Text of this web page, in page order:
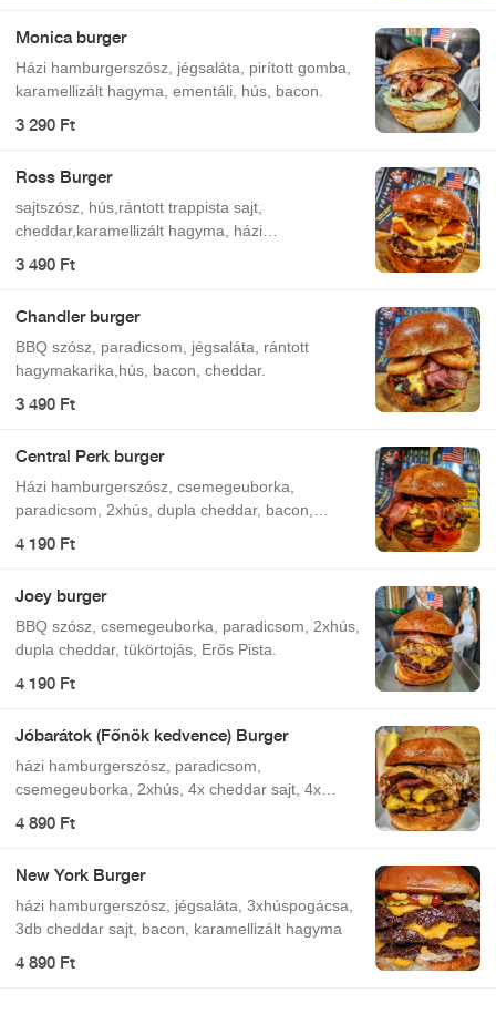
Monica burger
Házi hamburgerszósz, jégsaláta, pirított gomba,
karamellizált hagyma, ementáli, hús, bacon.
3 290 Ft
Ross Burger
sajtszósz, hús,rántott trappista sajt,
cheddar,karamellizált hagyma, házi
3 490 Ft
Chandler burger
BBQ szósz, paradicsom, jégsaláta, rántott
hagymakarika,hús, bacon, cheddar.
3 490 Ft
Central Perk burger
Házi hamburgerszósz, csemegeuborka,
paradicsom, 2xhús, dupla cheddar, bacon,
4 190 Ft
Joey burger
BBQ szósz, csemegeuborka, paradicsom, 2xhús,
dupla cheddar, tükörtojás, Erős Pista.
4 190 Ft
Jóbarátok (Főnök kedvence) Burger
házi hamburgerszósz, paradicsom,
csemegeuborka, 2xhús, 4x cheddar sajt, 4x
4 890 Ft
New York Burger
házi hamburgerszósz, jégsaláta, 3xhúspogácsa,
3db cheddar sajt, bacon, karamellizált hagyma
4 890 Ft